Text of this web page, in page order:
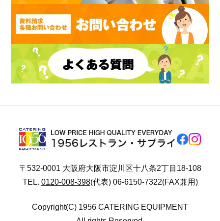
〒532-0001 大阪府大阪市淀川区十八条2丁目18-108
TEL. 0120-008-398(代表) 06-6150-7322(FAX兼用)
Copyright(C) 1956 CATERING EQUIPMENT